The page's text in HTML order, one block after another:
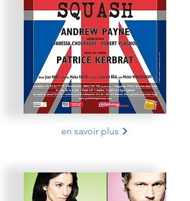
en savoir plus